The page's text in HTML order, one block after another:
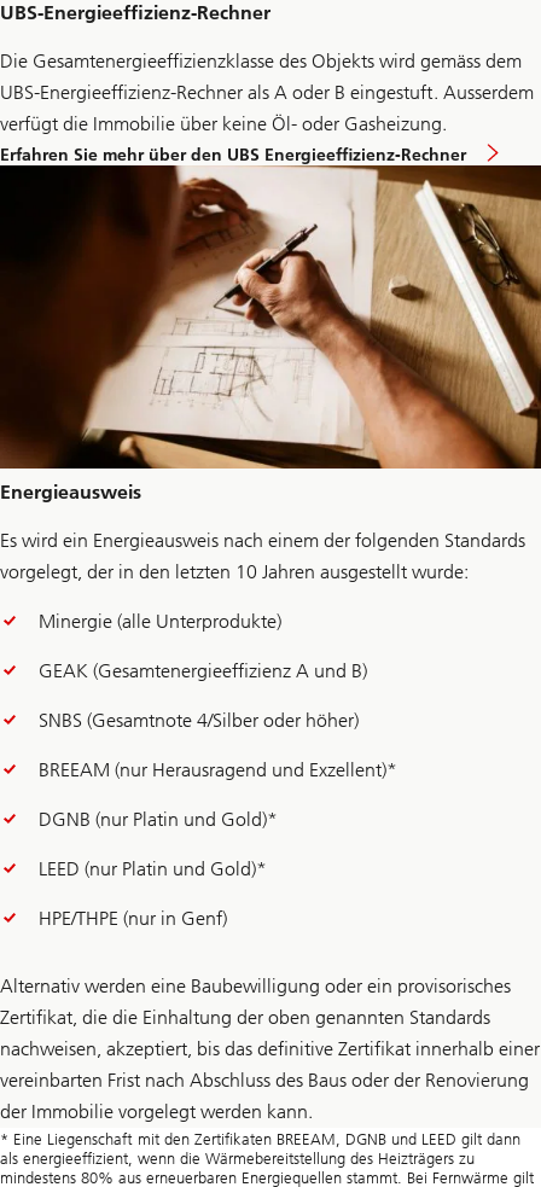
UBS-Energieeffizienz-Rechner
Die Gesamtenergieeffizienzklasse des Objekts wird gemäss dem
UBS-Energieeffizienz-Rechner als A oder B eingestuft. Ausserdem
verfügt die Immobilie über keine Öl- oder Gasheizung.
Erfahren Sie mehr über den UBS Energieeffizienz-Rechner
Energieausweis
Es wird ein Energieausweis nach einem der folgenden Standards
vorgelegt, der in den letzten 10 Jahren ausgestellt wurde:
Minergie (alle Unterprodukte)
GEAK (Gesamtenergieeffizienz A und B)
SNBS (Gesamtnote 4/Silber oder höher)
BREEAM (nur Herausragend und Exzellent)*
DGNB (nur Platin und Gold)*
LEED (nur Platin und Gold)*
HPE/THPE (nur in Genf)
Alternativ werden eine Baubewilligung oder ein provisorisches
Zertifikat, die die Einhaltung der oben genannten Standards
nachweisen, akzeptiert, bis das definitive Zertifikat innerhalb einer
vereinbarten Frist nach Abschluss des Baus oder der Renovierung
der Immobilie vorgelegt werden kann.
* Eine Liegenschaft mit den Zertifikaten BREEAM, DGNB und LEED gilt dann
als energieeffizient, wenn die Wärmebereitstellung des Heizträgers zu
mindestens 80% aus erneuerbaren Energiequellen stammt. Bei Fernwärme gilt